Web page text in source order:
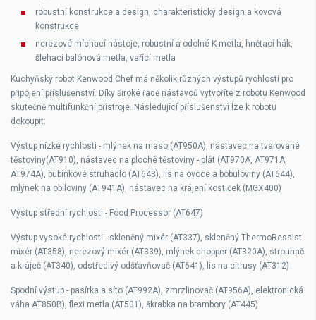
robustní konstrukce a design, charakteristický design a kovová
konstrukce
nerezové míchací nástoje, robustní a odolné K-metla, hnětací hák,
šlehací balónová metla, vařící metla
Kuchyňský robot Kenwood Chef má několik různých výstupů rychlosti pro
připojení příslušenství. Díky široké řadě nástavců vytvoříte z robotu Kenwood
skutečně multifunkční přístroje. Následující příslušenství lze k robotu
dokoupit:
Výstup nízké rychlosti - mlýnek na maso (AT950A), nástavec na tvarované
těstoviny(AT910), nástavec na ploché těstoviny - plát (AT970A, AT971A,
AT974A), bubínkové struhadlo (AT643), lis na ovoce a bobuloviny (AT644),
mlýnek na obiloviny (AT941A), nástavec na krájení kostiček (MGX400)
Výstup střední rychlosti - Food Processor (AT647)
Výstup vysoké rychlosti - skleněný mixér (AT337), skleněný ThermoRessist
mixér (AT358), nerezový mixér (AT339), mlýnek-chopper (AT320A), strouhač
a kráječ (AT340), odstředivý odšťavňovač (AT641), lis na citrusy (AT312)
Spodní výstup - pasírka a síto (AT992A), zmrzlinovač (AT956A), elektronická
váha AT850B), flexi metla (AT501), škrabka na brambory (AT445)